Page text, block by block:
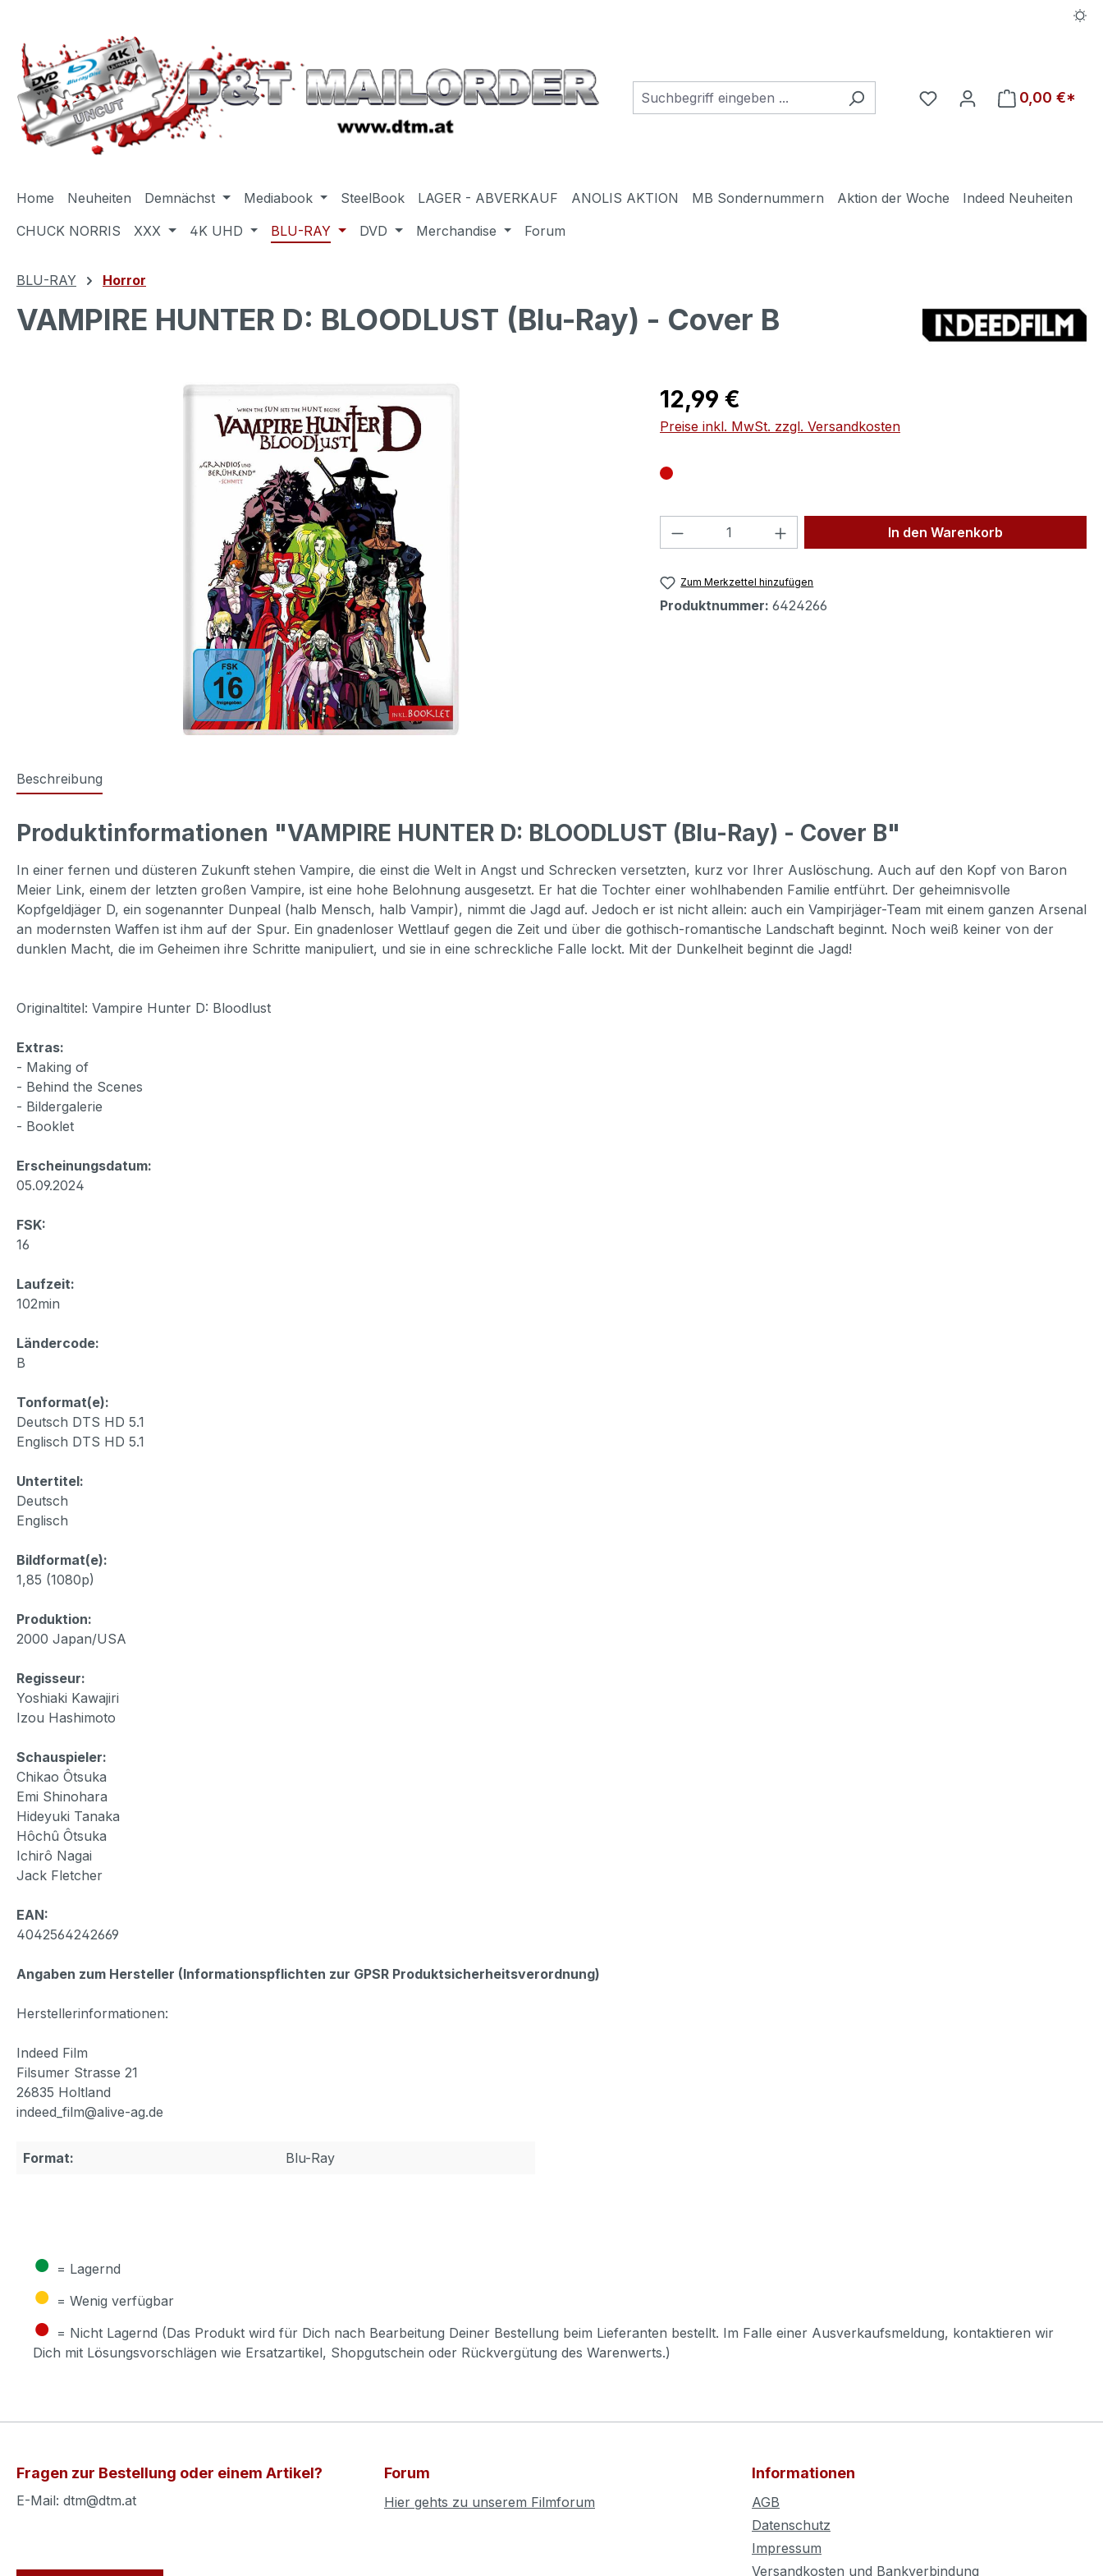
Du hast 0 Produkte auf
0,00 €*
Home Neuheiten Demnächst Mediabook SteelBook LAGER - ABVERKAUF ANOLIS AKTION MB Sondernummern Aktion der Woche
Indeed Neuheiten
CHUCK NORRIS
XXX 4K UHD BLU-RAY DVD Merchandise Forum
BLU-RAY Horror
VAMPIRE HUNTER D: BLOODLUST (Blu-Ray) - Cover B
Regulärer Preis:
12,99 €
Preise inkl. MwSt. zzgl. Versandkosten
Produkt Anzahl: Gib den gewünschten Wert
In den Warenkorb
Zum Merkzettel hinzufügen
Produktnummer: 6424266
Beschreibung
Produktinformationen "VAMPIRE HUNTER D: BLOODLUST (Blu-Ray) - Cover B"
In einer fernen und düsteren Zukunft stehen Vampire, die einst die Welt in Angst und Schrecken versetzten, kurz vor Ihrer Auslöschung. Auch auf den Kopf von Baron
Meier Link, einem der letzten großen Vampire, ist eine hohe Belohnung ausgesetzt. Er hat die Tochter einer wohlhabenden Familie entführt. Der geheimnisvolle
Kopfgeldjäger D, ein sogenannter Dunpeal (halb Mensch, halb Vampir), nimmt die Jagd auf. Jedoch er ist nicht allein: auch ein Vampirjäger-Team mit einem ganzen Arsenal
an modernsten Waffen ist ihm auf der Spur. Ein gnadenloser Wettlauf gegen die Zeit und über die gothisch-romantische Landschaft beginnt. Noch weiß keiner von der
dunklen Macht, die im Geheimen ihre Schritte manipuliert, und sie in eine schreckliche Falle lockt. Mit der Dunkelheit beginnt die Jagd!
Originaltitel: Vampire Hunter D: Bloodlust
Extras:
- Making of
- Behind the Scenes
- Bildergalerie
- Booklet
Erscheinungsdatum:
05.09.2024
FSK:
16
Laufzeit:
102min
Ländercode:
B
Tonformat(e):
Deutsch DTS HD 5.1
Englisch DTS HD 5.1
Untertitel:
Deutsch
Englisch
Bildformat(e):
1,85 (1080p)
Produktion:
2000 Japan/USA
Regisseur:
Yoshiaki Kawajiri
Izou Hashimoto
Schauspieler:
Chikao Ôtsuka
Emi Shinohara
Hideyuki Tanaka
Hôchû Ôtsuka
Ichirô Nagai
Jack Fletcher
EAN:
4042564242669
Angaben zum Hersteller (Informationspflichten zur GPSR Produktsicherheitsverordnung)
Herstellerinformationen:
Indeed Film
Filsumer Strasse 21
26835 Holtland
indeed_film@alive-ag.de
Format: Blu-Ray
● = Lagernd
● = Wenig verfügbar
● = Nicht Lagernd (Das Produkt wird für Dich nach Bearbeitung Deiner Bestellung beim Lieferanten bestellt. Im Falle einer Ausverkaufsmeldung, kontaktieren wir
Dich mit Lösungsvorschlägen wie Ersatzartikel, Shopgutschein oder Rückvergütung des Warenwerts.)
Fragen zur Bestellung oder einem Artikel?
E-Mail: dtm@dtm.at
Forum
Hier gehts zu unserem Filmforum
Informationen
AGB
Datenschutz
Impressum
Versandkosten und Bankverbindung